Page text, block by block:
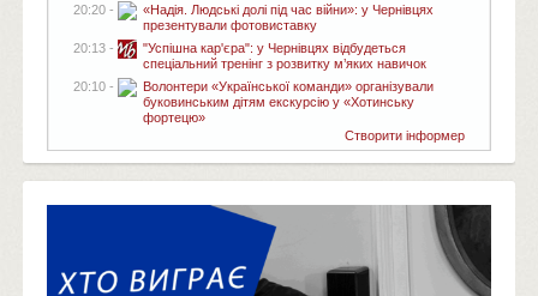
20:20 -
«Надія. Людські долі під час війни»: у Чернівцях
презентували фотовиставку
20:13 -
"Успішна кар'єра": у Чернівцях відбудеться
спеціальний тренінг з розвитку м’яких навичок
20:10 -
Волонтери «Української команди» організували
буковинським дітям екскурсію у «Хотинську
фортецю»
Створити інформер